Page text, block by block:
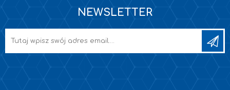
NEWSLETTER